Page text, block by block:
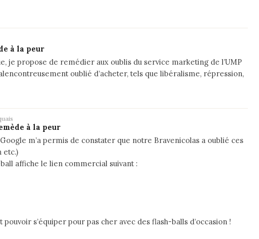
à la peur
je propose de remédier aux oublis du service marketing de l’UMP
oublié d’acheter, tels que libéralisme, répression,
à la peur
m’a permis de constater que notre Bravenicolas a oublié ces
etc.)
affiche le lien commercial suivant :
s’équiper pour pas cher avec des flash-balls d’occasion !